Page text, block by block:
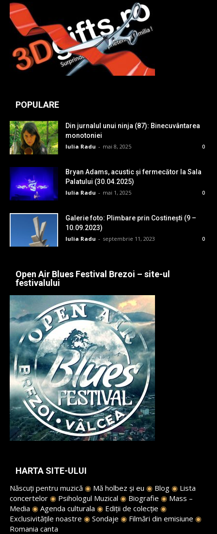
POPULARE
Din jurnalul unui ninja (87): Binecuvântarea
monotoniei
Iulia Radu - mai 8, 2025 0
Bryan Adams, acustic și fermecător la Sala
Palatului (30.04.2025)
Iulia Radu - mai 1, 2025 0
Galerie foto: Plimbare prin Costinești (9 –
10.09.2023)
Iulia Radu - septembrie 11, 2023 0
Open Air Blues Festival Brezoi – site-ul
festivalului
HARTA SITE-ULUI
Născuți pentru muzică ◉ Mă holbez și eu ◉ Blog ◉ Lista
concertelor ◉ Psihologul Muzical ◉ Biografie ◉ Mass –
Media ◉ Agenda culturala ◉ Ediții de colecție ◉
Exclusivitățile noastre ◉ Sondaje ◉ Filmări din emisiune ◉
Romania canta